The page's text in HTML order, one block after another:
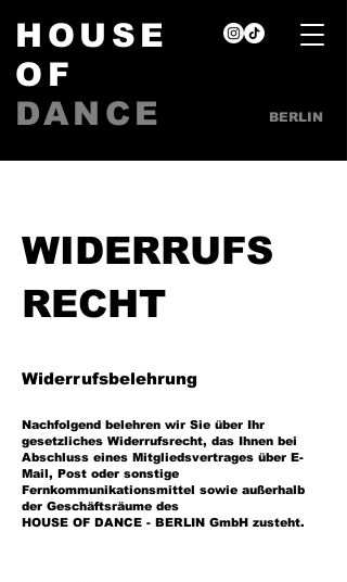
HOUSE
OF
DANCE
BERLIN
WIDERRUFS
RECHT
Widerrufsbelehrung
Nachfolgend belehren wir Sie über Ihr
gesetzliches Widerrufsrecht, das Ihnen bei
Abschluss eines Mitgliedsvertrages über E-
Mail, Post oder sonstige
Fernkommunikationsmittel sowie außerhalb
der Geschäftsräume des
HOUSE OF DANCE - BERLIN GmbH zusteht.